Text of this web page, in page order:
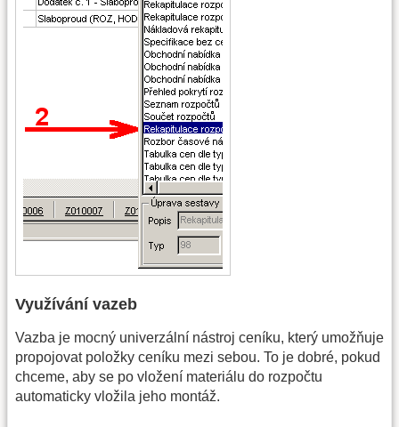
Využívání vazeb
Vazba je mocný univerzální nástroj ceníku, který umožňuje
propojovat položky ceníku mezi sebou. To je dobré, pokud
chceme, aby se po vložení materiálu do rozpočtu
automaticky vložila jeho montáž.